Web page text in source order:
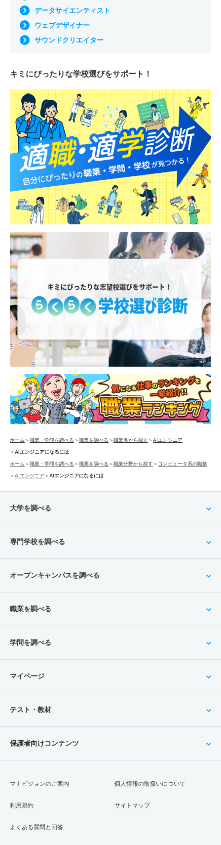
データサイエンティスト
ウェブデザイナー
サウンドクリエイター
キミにぴったりな学校選びをサポート！
ホーム ＞職業・学問を調べる ＞職業を調べる ＞職業名から探す＞AIエンジニア
＞AIエンジニアになるには
ホーム ＞職業・学問を調べる ＞職業を調べる ＞職業分野から探す＞ コンピュータ系の職業
＞AIエンジニア ＞AIエンジニアになるには
大学を調べる
専門学校を調べる
オープンキャンパスを調べる
職業を調べる
学問を調べる
マイページ
テスト・教材
保護者向けコンテンツ
マナビジョンのご案内
利用規約
よくある質問と回答
個人情報の取扱いについて
サイトマップ